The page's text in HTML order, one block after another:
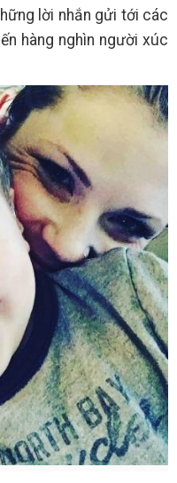
lời nhắn gửi tới các
hàng nghìn người xúc